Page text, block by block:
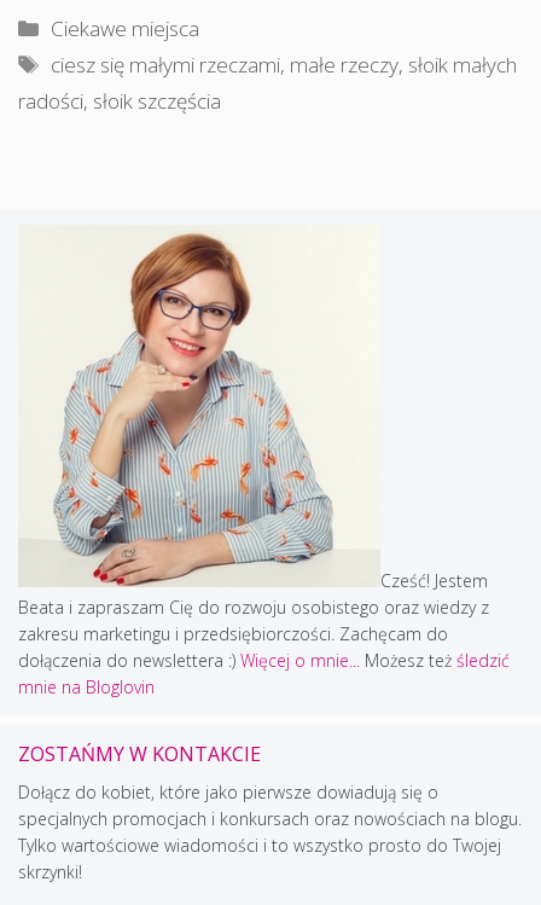
Kategorie
Ciekawe miejsca
Tagi
ciesz się małymi rzeczami, małe rzeczy, słoik małych
radości, słoik szczęścia
Cześć! Jestem
Beata i zapraszam Cię do rozwoju osobistego oraz wiedzy z
zakresu marketingu i przedsiębiorczości. Zachęcam do
dołączenia do newslettera :) Więcej o mnie... Możesz też śledzić
mnie na Bloglovin
ZOSTAŃMY W KONTAKCIE
Dołącz do kobiet, które jako pierwsze dowiadują się o
specjalnych promocjach i konkursach oraz nowościach na blogu.
Tylko wartościowe wiadomości i to wszystko prosto do Twojej
skrzynki!